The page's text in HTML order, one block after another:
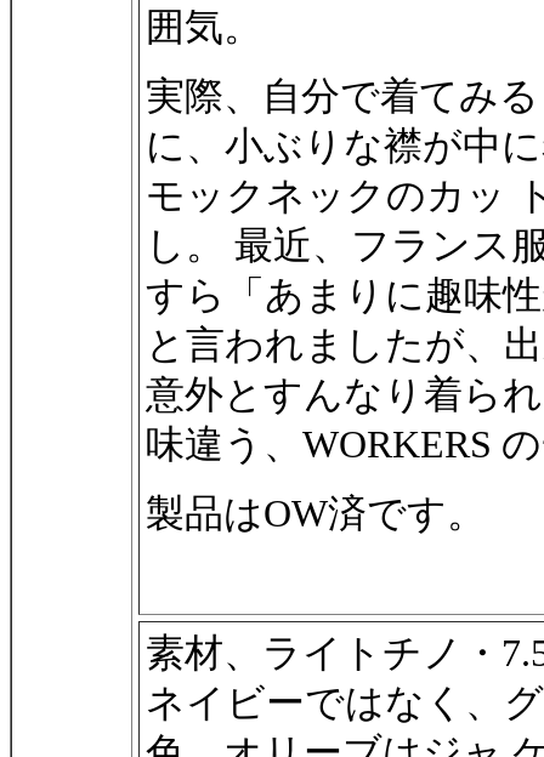
囲気。
実際、自分で着てみ
に、小ぶりな襟が中
モックネックのカッ
し。 最近、フランス
すら「あまりに趣味
と言われましたが、
意外とすんなり着ら
味違う、WORKERS
製品はOW済です。
素材、ライトチノ・
ネイビーではなく、